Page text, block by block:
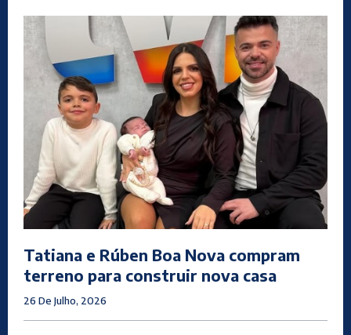
Tatiana e Rúben Boa Nova compram
terreno para construir nova casa
26 De Julho, 2026